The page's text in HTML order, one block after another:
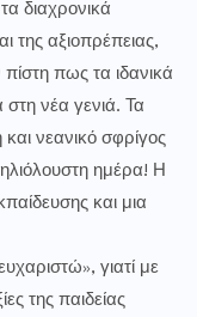
διαχρονικά
της αξιοπρέπειας,
πως τα ιδανικά
νέα γενιά. Τα
νεανικό σφρίγος
ημέρα! Η
και μια
γιατί με
της παιδείας